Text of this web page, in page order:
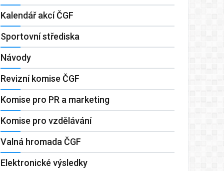
Kalendář akcí ČGF
Sportovní střediska
Návody
Revizní komise ČGF
Komise pro PR a marketing
Komise pro vzdělávání
Valná hromada ČGF
Elektronické výsledky